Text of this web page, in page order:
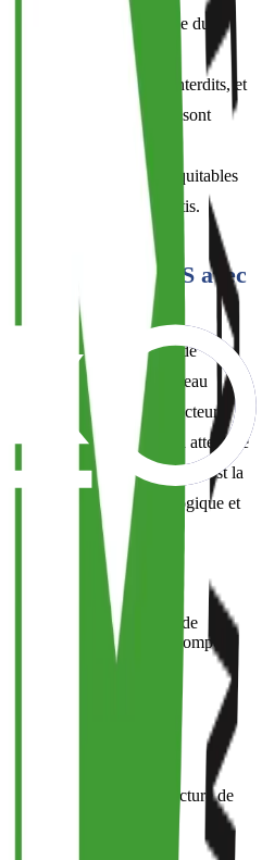
Internationale du
et le travail forcé sont interdits, et
sûres et hygiéniques sont
des horaires de travail équitables
syndicale sont garantis.
GOTS avec
services d'inspection et de
et accrédités au niveau
les entreprises du secteur
le marché mondial et à atteindre
durable. Le certificat GOTS est la
son empreinte écologique et
éthiques rigoureuses.
de candidature de
Notre processus se compose
préliminaires sur la structure de
production.